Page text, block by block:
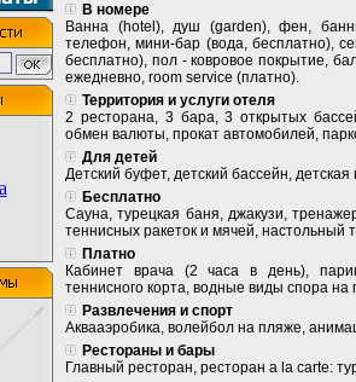
В номере
Ванна (hotel), душ (garden), фен,
телефон, мини-бар (вода, бесплатно),
бесплатно), пол - ковровое покрытие,
ежедневно, room service (платно).
Территория и услуги отеля
2 ресторана, 3 бара, 3 открытых
обмен валюты, прокат автомобилей,
Для детей
Детский буфет, детский бассейн,
Бесплатно
Сауна, турецкая баня, джакузи,
теннисных ракеток и мячей, настольный
Платно
Кабинет врача (2 часа в день),
теннисного корта, водные виды спора на
Развлечения и спорт
Аквааэробика, волейбол на пляже,
Рестораны и бары
Главный ресторан, ресторан a la carte: